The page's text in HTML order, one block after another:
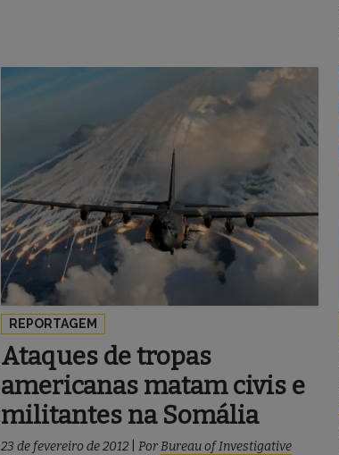
REPORTAGEM
Ataques de tropas
americanas matam civis e
militantes na Somália
23 de fevereiro de 2012 PorBureau of Investigative